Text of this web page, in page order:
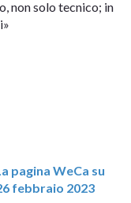
non solo tecnico; in
pagina WeCa su
febbraio 2023